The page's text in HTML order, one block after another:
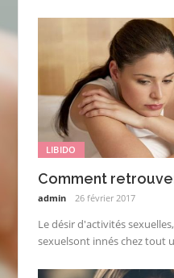
LIBIDO
Comment
admin 26 février 2017
Le désir d'activités
sexuelsont innés chez tout